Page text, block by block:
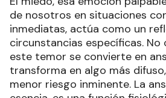
de nosotros en situaciones
inmediatas, actúa como un
circunstancias específicas.
este temor se convierte en
transforma en algo más
menor riesgo inminente. La